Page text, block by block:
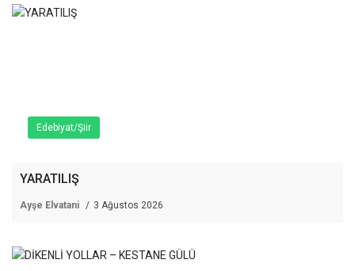
Edebiyat/Şiir
YARATILIŞ
Ayşe Elvatani 3 Ağustos 2026